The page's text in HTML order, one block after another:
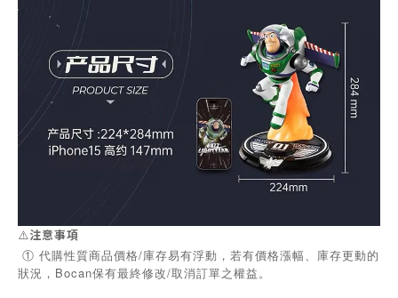
⚠️注意事項
① 代購性質商品價格/庫存易有浮動，若有價格漲幅、庫存更動的
狀況，Bocan保有最終修改/取消訂單之權益。